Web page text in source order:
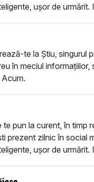
ușor de
te la Știu, singurul
în meciul
te pun la curent, în
prezent zilnic în social
ușor de